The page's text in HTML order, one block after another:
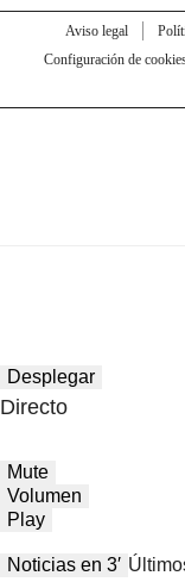
Aviso legal
Configuración de
Desplegar
Directo
Mute
Volumen
Play
Noticias en 3′